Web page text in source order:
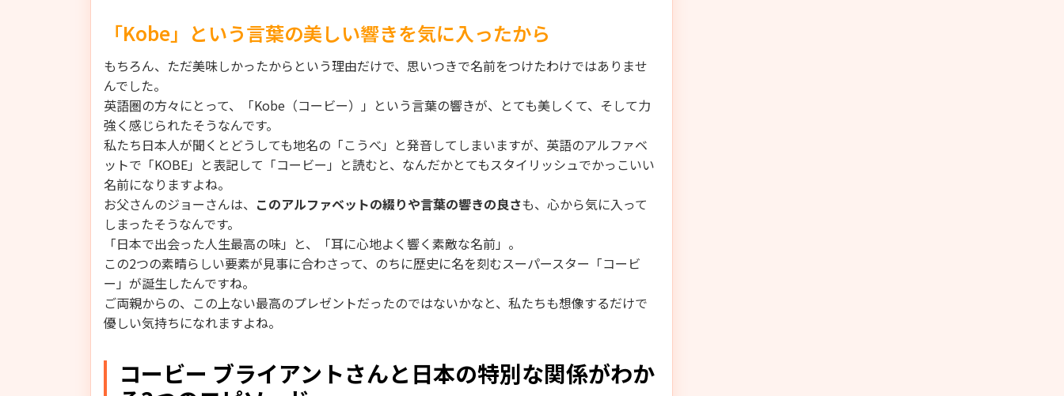
「Kobe」という言葉の美しい響きを気に入ったから
もちろん、ただ美味しかったからという理由だけで、思いつきで名前をつけたわけではありませ
んでした。
英語圏の方々にとって、「Kobe（コービー）」という言葉の響きが、とても美しくて、そして力
強く感じられたそうなんです。
私たち日本人が聞くとどうしても地名の「こうべ」と発音してしまいますが、英語のアルファベ
ットで「KOBE」と表記して「コービー」と読むと、なんだかとてもスタイリッシュでかっこいい
名前になりますよね。
お父さんのジョーさんは、 このアルファベットの綴りや言葉の響きの良さも、心から気に入って
しまったそうなんです。
「日本で出会った人生最高の味」と、「耳に心地よく響く素敵な名前」。
この2つの素晴らしい要素が見事に合わさって、のちに歴史に名を刻むスーパースター「コービ
ー」が誕生したんですね。
ご両親からの、この上ない最高のプレゼントだったのではないかなと、私たちも想像するだけで
優しい気持ちになれますよね。
コービー ブライアントさんと日本の特別な関係がわか